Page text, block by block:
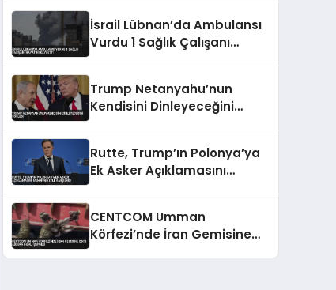
İsrail Lübnan’da Ambulansı
Vurdu 1 Sağlık Çalışanı
Trump Netanyahu’nun
Kendisini Dinleyeceğini
Rutte, Trump’ın Polonya’ya
Ek Asker Açıklamasını
CENTCOM Umman
Körfezi’nde İran Gemisine